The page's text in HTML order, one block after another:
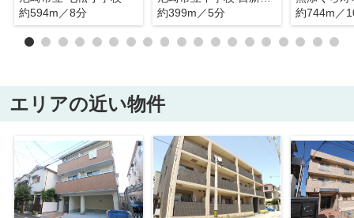
約594m／8分
約399m／5分
約744m／
エリアの近い物件